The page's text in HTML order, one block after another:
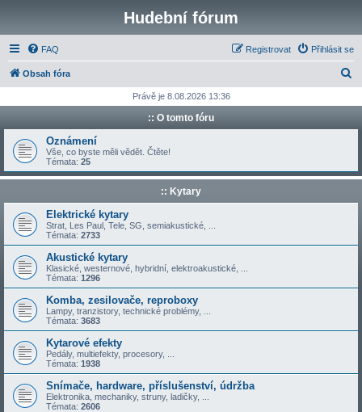
Hudební fórum
FAQ Přihlásit se
Registrovat
Obsah fóra
d
t
Právě je 8.08.2026 13:36
:: O tomto fóru
Oznámení
Vše, co byste měli vědět. Čtěte!
Témata: 25
:: Kytary
Elektrické kytary
Strat, Les Paul, Tele, SG, semiakustické, ...
Témata: 2733
Akustické kytary
Klasické, westernové, hybridní, elektroakustické, ...
Témata: 1296
Komba, zesilovače, reproboxy
Lampy, tranzistory, technické problémy, ...
Témata: 3683
Kytarové efekty
Pedály, multiefekty, procesory, ...
Témata: 1938
Snímače, hardware, příslušenství, údržba
Elektronika, mechaniky, struny, ladičky, ...
Témata: 2606